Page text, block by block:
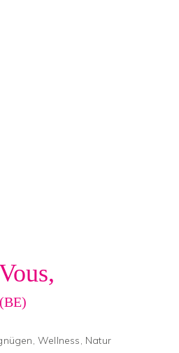
(BE)
Wellness, Natur